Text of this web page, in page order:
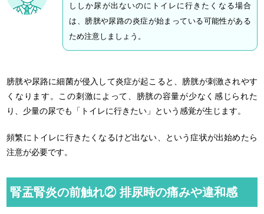
ししか尿が出ないのにトイレに行きたくなる場合
は、膀胱や尿路の炎症が始まっている可能性がある
ため注意しましょう。
膀胱や尿路に細菌が侵入して炎症が起こると、膀胱が刺激されやす
くなります。この刺激によって、膀胱の容量が少なく感じられた
り、少量の尿でも「トイレに行きたい」という感覚が生じます。
頻繁にトイレに行きたくなるけど出ない、という症状が出始めたら
注意が必要です。
腎盂腎炎の前触れ② 排尿時の痛みや違和感